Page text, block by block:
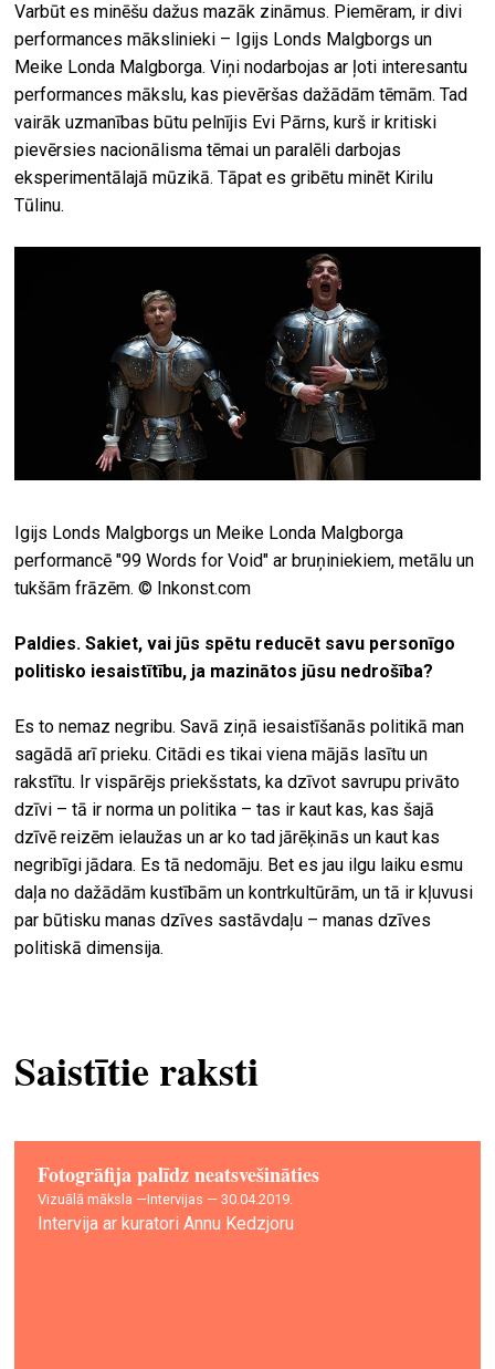
Varbūt es minēšu dažus mazāk zināmus. Piemēram, ir divi
performances mākslinieki – Igijs Londs Malgborgs un
Meike Londa Malgborga. Viņi nodarbojas ar ļoti interesantu
performances mākslu, kas pievēršas dažādām tēmām. Tad
vairāk uzmanības būtu pelnījis Evi Pārns, kurš ir kritiski
pievērsies nacionālisma tēmai un paralēli darbojas
eksperimentālajā mūzikā. Tāpat es gribētu minēt Kirilu
Tūlinu.
Igijs Londs Malgborgs un Meike Londa Malgborga
performancē "99 Words for Void" ar bruņiniekiem, metālu un
tukšām frāzēm. © Inkonst.com
Paldies. Sakiet, vai jūs spētu reducēt savu personīgo
politisko iesaistītību, ja mazinātos jūsu nedrošība?
Es to nemaz negribu. Savā ziņā iesaistīšanās politikā man
sagādā arī prieku. Citādi es tikai viena mājās lasītu un
rakstītu. Ir vispārējs priekšstats, ka dzīvot savrupu privāto
dzīvi – tā ir norma un politika – tas ir kaut kas, kas šajā
dzīvē reizēm ielaužas un ar ko tad jārēķinās un kaut kas
negribīgi jādara. Es tā nedomāju. Bet es jau ilgu laiku esmu
daļa no dažādām kustībām un kontrkultūrām, un tā ir kļuvusi
par būtisku manas dzīves sastāvdaļu – manas dzīves
politiskā dimensija.
Saistītie raksti
Fotogrāfija palīdz neatsvešināties
vizuālā māksla —Intervijas — 30.04.2019.
Intervija ar kuratori Annu Kedzjoru